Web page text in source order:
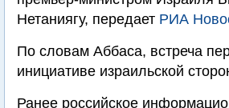
Нетаниягу, передает РИА
По словам Аббаса, встреча
инициативе израильской
Ранее российское